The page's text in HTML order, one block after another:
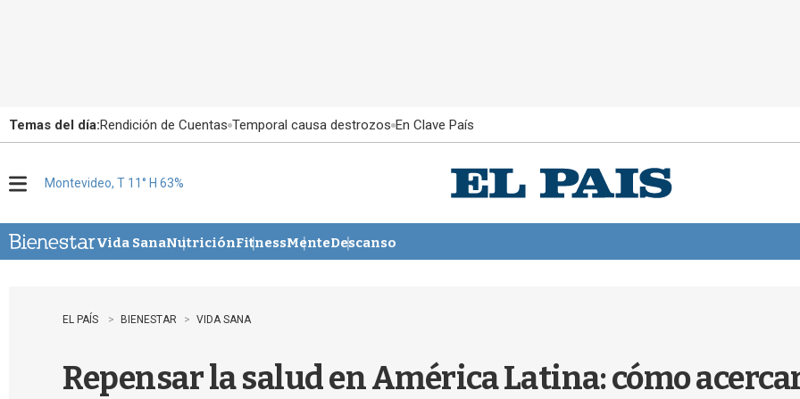
Temas del día:Rendición de Cuentas Temporal causa destrozos En Clave País
u
Montevideo, T 11° H 63%
Vida SanaNutriciónFitnessMenteDescanso
EL PAÍS BIENESTAR VIDA SANA
Repensar la salud en América Latina: cómo